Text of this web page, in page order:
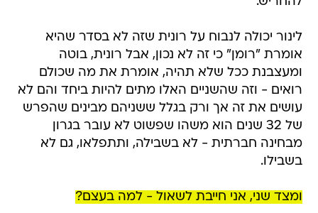
לינור יכולה לנבוח על רונית שזה לא בסדר שהיא
אומרת "רומן" כי זה לא נכון, אבל רונית, בוטה
ומעצבנת ככל שלא תהיה, אומרת את מה שכולם
רואים - וזה שהשניים האלו מתים להיות ביחד והם לא
עושים את זה אך ורק בגלל ששניהם מבינים שהפרש
של 32 שנים הוא משהו שפשוט לא עובר בגרון
מבחינה חברתית - לא בשבילה, ותתפלאו, גם לא
בשבילו.
ומצד שני, אני חייבת לשאול - למה בעצם?